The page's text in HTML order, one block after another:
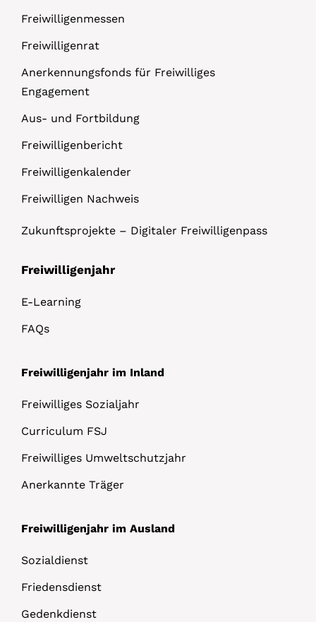
Freiwilligenmessen
Freiwilligenrat
Anerkennungsfonds für Freiwilliges
Engagement
Aus- und Fortbildung
Freiwilligenbericht
Freiwilligenkalender
Freiwilligen Nachweis
Zukunftsprojekte – Digitaler Freiwilligenpass
Freiwilligenjahr
E-Learning
FAQs
Freiwilligenjahr im Inland
Freiwilliges Sozialjahr
Curriculum FSJ
Freiwilliges Umweltschutzjahr
Anerkannte Träger
Freiwilligenjahr im Ausland
Sozialdienst
Friedensdienst
Gedenkdienst